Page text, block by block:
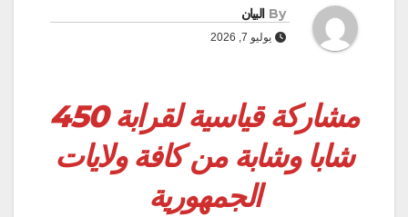
By البيان
يوليو 7, 2026
مشاركة قياسية لقرابة 450
شابا وشابة من كافة ولايات
الجمهورية